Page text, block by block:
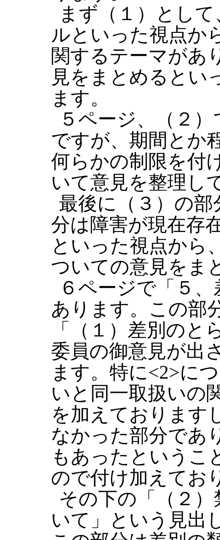
まず（１）とし
ルといった視点か
関するテーマがあ
見をまとめるとい
ます。
５ページ、（２
ですが、期間とか
何らかの制限を付
いて意見を整理し
最後に（３）の
分は障害が現在存
といった視点から
ついての意見をま
６ページで「５
あります。この部
「（１）差別の
委員の御意見が出
ます。特に<2>に
いと同一取扱いの
を加えております
なかった部分であ
もあったというこ
ので付け加えてお
その下の「（２
いて」という見出